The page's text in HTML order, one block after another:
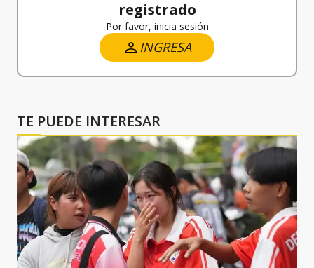
registrado
Por favor, inicia sesión
INGRESA
TE PUEDE INTERESAR